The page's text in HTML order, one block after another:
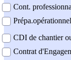
Cont.
CDI de chantier
Contrat